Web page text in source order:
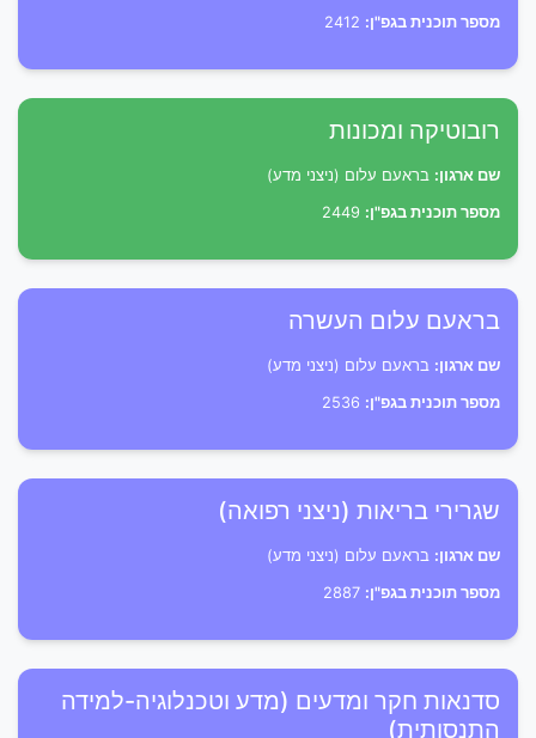
מספר תוכנית בגפ"ן:
רובוטיקה ומכונות
שם ארגון: בראעם עלום (ניצני מדע)
מספר תוכנית בגפ"ן:
בראעם עלום העשרה
שם ארגון: בראעם עלום (ניצני מדע)
מספר תוכנית בגפ"ן:
שגרירי בריאות (ניצני רפואה)
שם ארגון: בראעם עלום (ניצני מדע)
מספר תוכנית בגפ"ן:
סדנאות חקר ומדעים (מדע וטכנלוגיה-למידה
התנסותית)